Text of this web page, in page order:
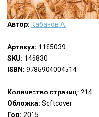
Автор: Кабанов А.
Артикул: 1185039
SKU: 146830
ISBN: 9785904004514
Количество страниц: 214
Обложка: Softcover
Год: 2015